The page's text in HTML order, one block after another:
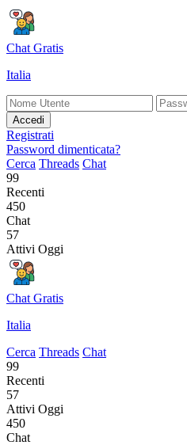
Chat Gratis
Italia
Accedi
Registrati
Password dimenticata?
Cerca Threads Chat
99
Recenti
450
Chat
57
Attivi Oggi
Chat Gratis
Italia
Cerca Threads Chat
99
Recenti
57
Attivi Oggi
450
Chat